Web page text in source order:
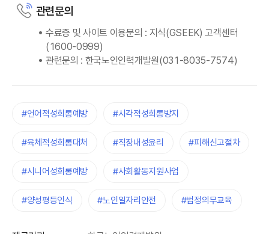
관련문의
수료증 및 사이트 이용문의 : 지식(GSEEK) 고객센터
(1600-0999)
관련문의 : 한국노인인력개발원(031-8035-7574)
#언어적성희롱예방 #시각적성희롱방지
#육체적성희롱대처 #직장내성윤리 #피해신고절차
#시니어성희롱예방 #사회활동지원사업
#양성평등인식 #노인일자리안전 #법정의무교육